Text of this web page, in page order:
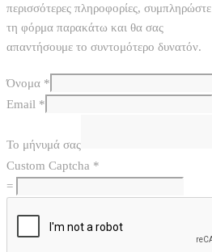
περισσότερες πληροφορίες, συμπληρώστε
τη φόρμα παρακάτω και θα σας
απαντήσουμε το συντομότερο δυνατόν.
Όνομα *
Email *
Το μήνυμά σας
Custom Captcha *
=